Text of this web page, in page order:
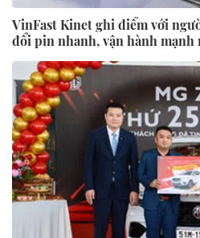
VinFast Kinet ghi điểm với
đổi pin nhanh, vận hành mạnh